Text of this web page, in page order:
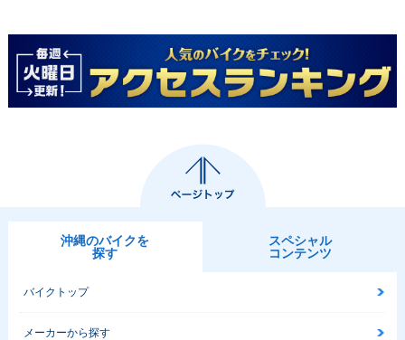
沖縄のバイクを
探す
スペシャル
コンテンツ
バイクトップ
メーカーから探す